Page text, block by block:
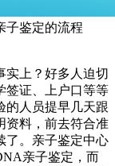
子鉴定的流程
实上？好多人迫切
签证、上户口等等
的人员提早几天跟
资料，前去符合准
了。亲子鉴定中心
亲子鉴定，而